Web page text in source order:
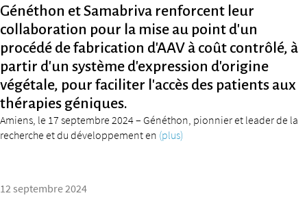
Généthon et Samabriva renforcent leur
collaboration pour la mise au point d’un
procédé de fabrication d’AAV à coût contrôlé, à
partir d’un système d’expression d’origine
végétale, pour faciliter l’accès des patients aux
thérapies géniques.
Amiens, le 17 septembre 2024 – Généthon, pionnier et leader de la
recherche et du développement en (plus)
12 septembre 2024